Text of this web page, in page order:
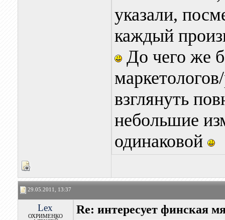
указали,
каждый
До чего же
взглянуть
небольшие
одинаковой
29.05.2011, 13:37
Lex
ОХРИМЕНКО
Re: интересует финская